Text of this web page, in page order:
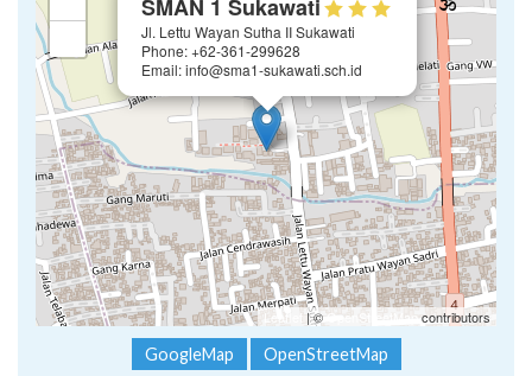
SMAN 1 Sukawati
Jl. Lettu Wayan Sutha II Sukawati
Phone: +62-361-299628
Email: info@sma1-sukawati.sch.id
Leaflet | ©OpenStreetMapcontributors
GoogleMap OpenStreetMap